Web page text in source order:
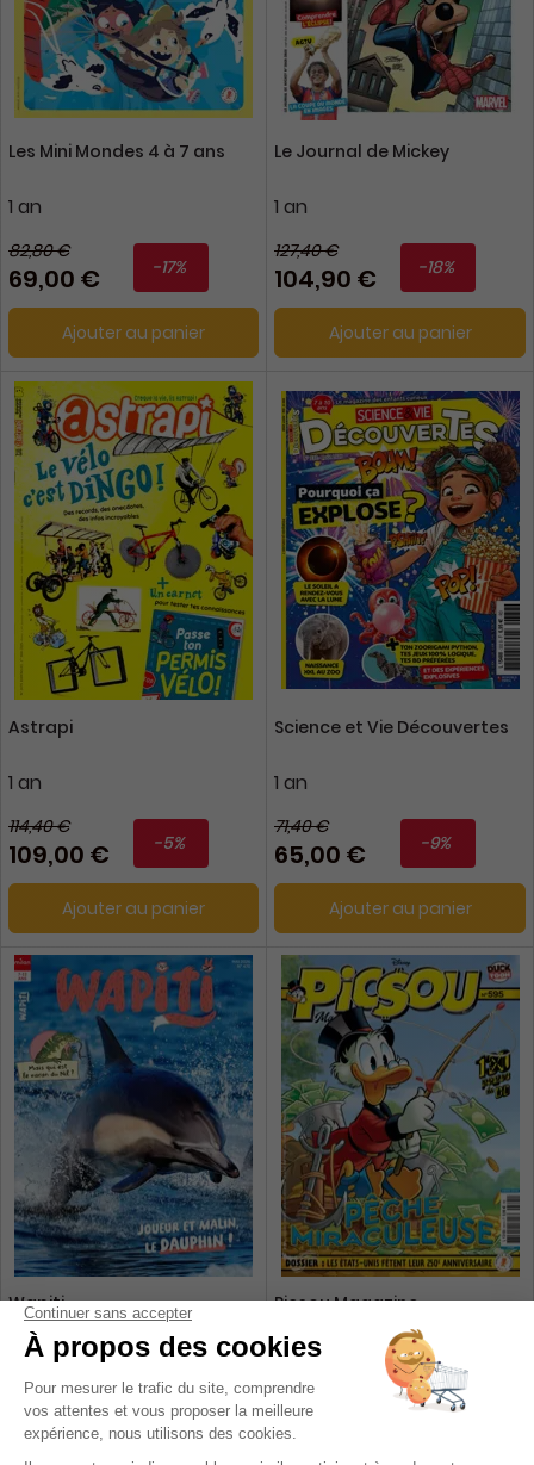
Les Mini Mondes 4 à 7 ans
1 an
82,80 €
69,00 € -17%
Ajouter au panier
Le Journal de Mickey
1 an
127,40 €
104,90 € -18%
Ajouter au panier
Astrapi
1 an
114,40 €
109,00 € -5%
Ajouter au panier
Science et Vie Découvertes
1 an
71,40 €
65,00 € -9%
Ajouter au panier
Wapiti
1 an
72 €
65,00 € -10%
Picsou Magazine
1 an
55,60 €
49,00 € -12%